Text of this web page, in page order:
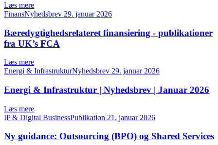
Læs mere
FinansNyhedsbrev 29. januar 2026
Bæredygtighedsrelateret finansiering - publikationer
fra UK’s FCA
Læs mere
Energi & InfrastrukturNyhedsbrev 29. januar 2026
Energi & Infrastruktur | Nyhedsbrev | Januar 2026
Læs mere
IP & Digital BusinessPublikation 21. januar 2026
Ny guidance: Outsourcing (BPO) og Shared Services